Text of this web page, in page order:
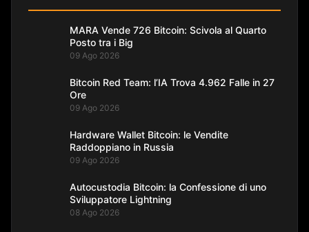
MARA Vende 726 Bitcoin: Scivola al Quarto
Posto tra i Big
09 Ago 2026
Bitcoin Red Team: l’IA Trova 4.962 Falle in 27
Ore
09 Ago 2026
Hardware Wallet Bitcoin: le Vendite
Raddoppiano in Russia
09 Ago 2026
Autocustodia Bitcoin: la Confessione di uno
Sviluppatore Lightning
08 Ago 2026